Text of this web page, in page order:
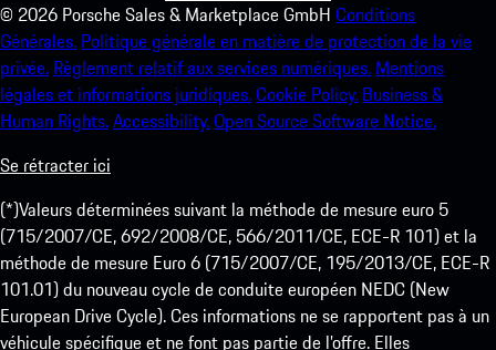
© 2026 Porsche Sales & Marketplace GmbH Conditions
Générales. Politique générale en matière de protection de la vie
privée. Règlement relatif aux services numériques. Mentions
légales et informations juridiques.Cookie Policy. Business &
Human Rights.Accessibility.Open Source Software Notice.
Se rétracter ici
(*)Valeurs déterminées suivant la méthode de mesure euro 5
(715/2007/CE, 692/2008/CE, 566/2011/CE, ECE-R 101) et la
méthode de mesure Euro 6 (715/2007/CE, 195/2013/CE, ECE-R
101.01) du nouveau cycle de conduite européen NEDC (New
European Drive Cycle). Ces informations ne se rapportent pas à un
véhicule spécifique et ne font pas partie de l’offre. Elles